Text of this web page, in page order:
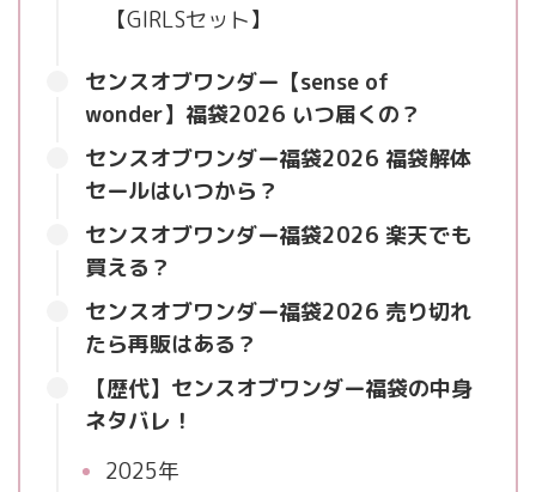
【GIRLSセット】
センスオブワンダー【sense of
wonder】福袋2026 いつ届くの？
センスオブワンダー福袋2026 福袋解体
セールはいつから？
センスオブワンダー福袋2026 楽天でも
買える？
センスオブワンダー福袋2026 売り切れ
たら再販はある？
【歴代】センスオブワンダー福袋の中身
ネタバレ！
2025年